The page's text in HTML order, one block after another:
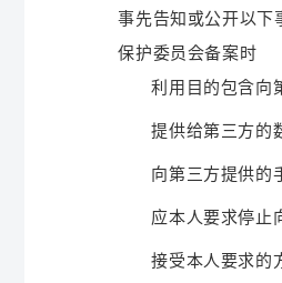
事先告知或公开以下
保护委员会备案时
利用目的包含向
提供给第三方的
向第三方提供的
应本人要求停止
接受本人要求的